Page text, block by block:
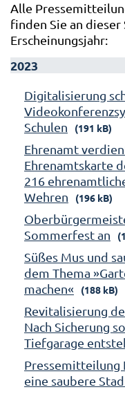
Alle
finden Sie an
Erscheinungsjahr:
2023
Digitalisierung
Schulen
(191 kB)
Ehrenamt
Ehrenamtskarte
216
Wehren
(196 kB)
Sommerfest an
Süßes Mus und
dem Thema
machen«
(188 kB)
Revitalisierung
Nach Sicherung
Tiefgarage
Pressemitteilung
eine saubere